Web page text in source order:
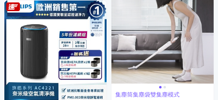
集塵筒集塵袋雙集塵模式